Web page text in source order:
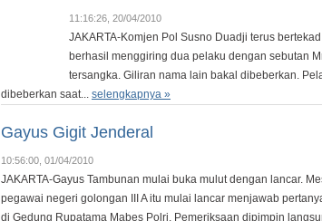
11:16:26, 20/04/2010
JAKARTA-Komjen Pol Susno Duadji terus
berhasil menggiring dua pelaku dengan sebutan
tersangka. Giliran nama lain bakal dibeberkan.
dibeberkan saat... selengkapnya »
Gayus Gigit Jenderal
10:56:00, 01/04/2010
JAKARTA-Gayus Tambunan mulai buka mulut dengan lancar.
pegawai negeri golongan III A itu mulai lancar menjawab
di Gedung Rupatama Mabes Polri. Pemeriksaan dipimpin